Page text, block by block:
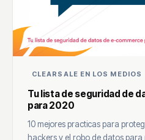
CLEARSALE EN LOS MEDIOS
Tu lista de seguridad de
para 2020
10 mejores practicas para
hackers y el robo de datos